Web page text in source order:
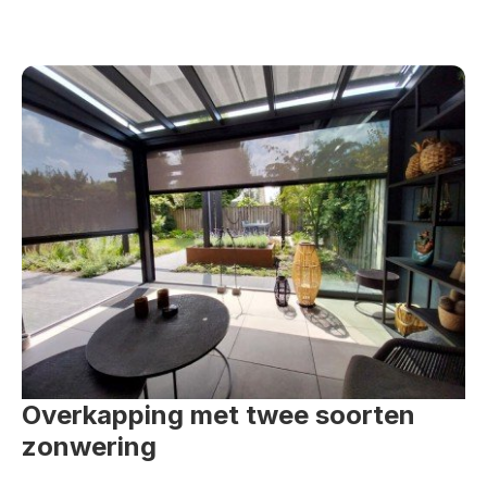
Overkapping met twee soorten
zonwering